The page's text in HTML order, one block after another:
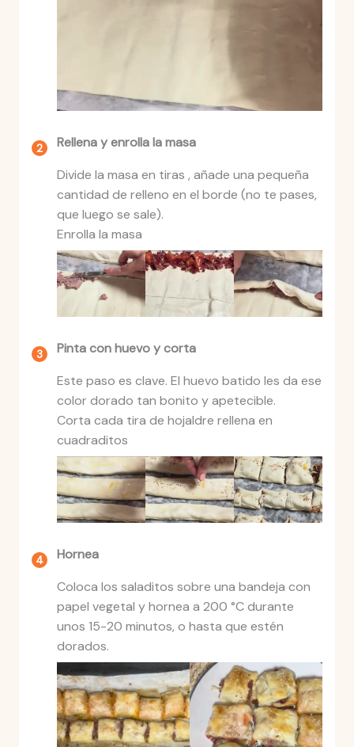
Rellena y enrolla la masa
Divide la masa en tiras , añade una pequeña
cantidad de relleno en el borde (no te pases,
que luego se sale).
Enrolla la masa
Pinta con huevo y corta
Este paso es clave. El huevo batido les da ese
color dorado tan bonito y apetecible.
Corta cada tira de hojaldre rellena en
cuadraditos
Hornea
Coloca los saladitos sobre una bandeja con
papel vegetal y hornea a 200 °C durante
unos 15-20 minutos, o hasta que estén
dorados.